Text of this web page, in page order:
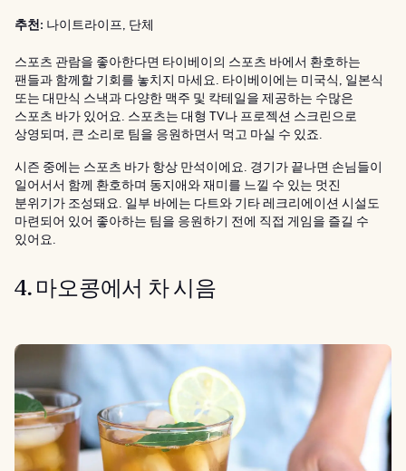
추천: 나이트라이프, 단체
스포츠 관람을 좋아한다면 타이베이의 스포츠 바에서 환호하는
팬들과 함께할 기회를 놓치지 마세요. 타이베이에는 미국식, 일본식
또는 대만식 스낵과 다양한 맥주 및 칵테일을 제공하는 수많은
스포츠 바가 있어요. 스포츠는 대형 TV나 프로젝션 스크린으로
상영되며, 큰 소리로 팀을 응원하면서 먹고 마실 수 있죠.
시즌 중에는 스포츠 바가 항상 만석이에요. 경기가 끝나면 손님들이
일어서서 함께 환호하며 동지애와 재미를 느낄 수 있는 멋진
분위기가 조성돼요. 일부 바에는 다트와 기타 레크리에이션 시설도
마련되어 있어 좋아하는 팀을 응원하기 전에 직접 게임을 즐길 수
있어요.
4. 마오콩에서 차 시음